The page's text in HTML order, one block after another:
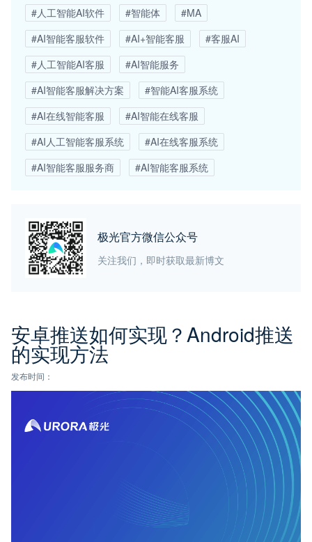
安卓推送如何实现？Android推送
的实现方法
发布时间：
#人工智能AI软件
#智能体
#MA
#AI智能客服软件
#AI+智能客服
#客服AI
#人工智能AI客服
#AI智能服务
#AI智能客服解决方案
#智能AI客服系统
#AI在线智能客服
#AI智能在线客服
#AI人工智能客服系统
#AI在线客服系统
#AI智能客服服务商
#AI智能客服系统
极光官方微信公众号
关注我们，即时获取最新博文